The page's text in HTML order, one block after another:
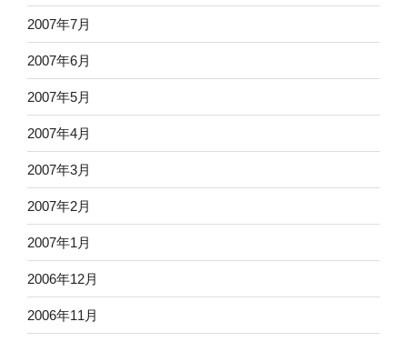
2007年7月
2007年6月
2007年5月
2007年4月
2007年3月
2007年2月
2007年1月
2006年12月
2006年11月